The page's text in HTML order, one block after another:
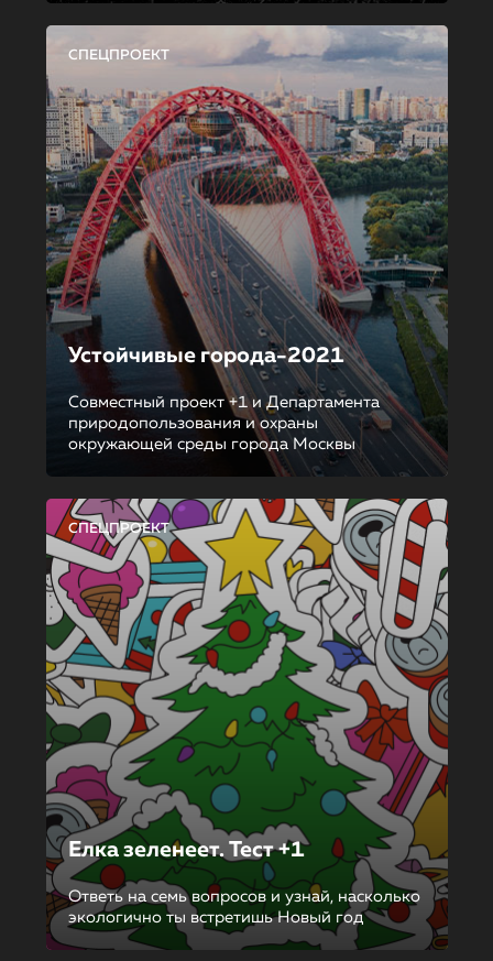
СПЕЦПРОЕКТ
Устойчивые города-2021
Совместный проект +1 и Департамента
природопользования и охраны
окружающей среды города Москвы
СПЕЦПРОЕКТ
Елка зеленеет. Тест +1
Ответь на семь вопросов и узнай, насколько
экологично ты встретишь Новый год